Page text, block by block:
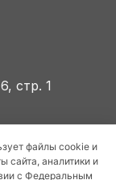
файлы cookie и
сайта, аналитики и
с Федеральным
стр. 1